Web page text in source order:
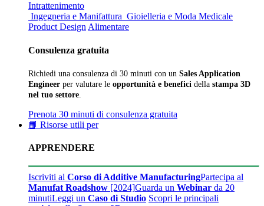
Intrattenimento
Ingegneria e Manifattura Gioielleria e Moda Medicale
Product Design Alimentare
Consulenza gratuita
Richiedi una consulenza di 30 minuti con un Sales Application
Engineer per valutare le opportunità e benefici della stampa 3D
nel tuo settore
Prenota 30 minuti di consulenza gratuita
📙 Risorse utili per
APPRENDERE
Iscriviti al Corso di Additive ManufacturingPartecipa al
Manufat Roadshow [2024]Guarda un Webinar da 20
minutiLeggi un Caso di Studio Scopri le principali